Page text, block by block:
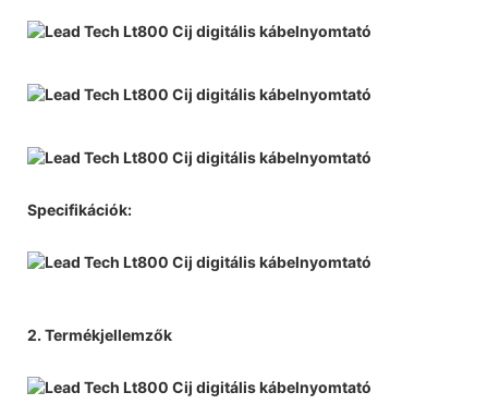
Specifikációk:
2. Termékjellemzők